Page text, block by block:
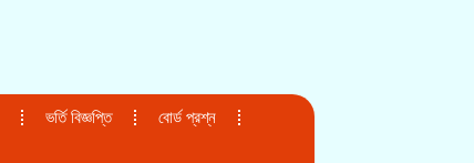
ভর্তি বিজ্ঞপ্তি বোর্ড প্রশ্ন